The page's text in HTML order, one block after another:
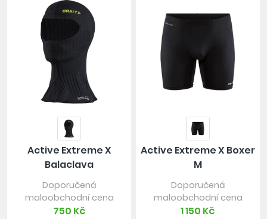
Active Extreme X
Balaclava
Doporučená
maloobchodní cena
750 Kč
Active Extreme X Boxer
M
Doporučená
maloobchodní cena
1 150 Kč